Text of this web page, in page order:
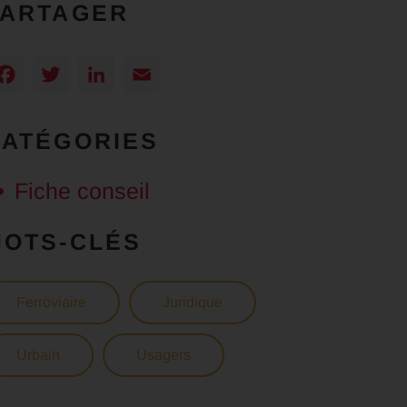
Facebook
TwitterLinkedIn
Fiche conseil
CLÉS
Ferroviaire Juridique
Urbain Usagers